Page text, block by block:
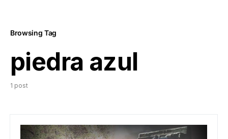
Browsing Tag
piedra azul
1 post